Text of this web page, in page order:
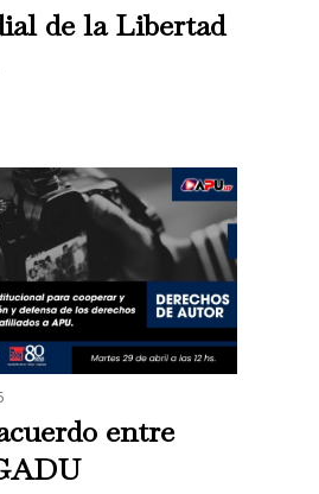
de la Libertad
entre